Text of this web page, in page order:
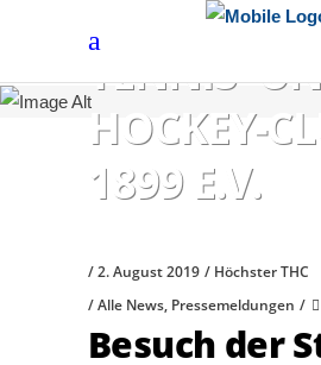
HÖCHSTER
TENNIS-
HOCKEY-
1899 E.V.
2. August 2019
Höchster THC
Alle News, Pressemeldungen
Besuch der